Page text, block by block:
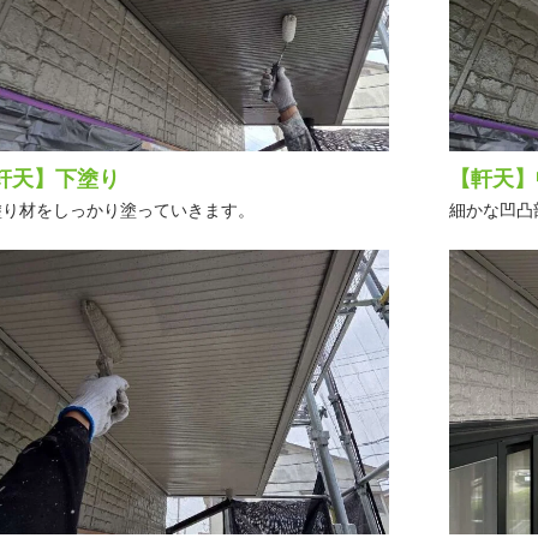
天】下塗り
材をしっかり塗っていきます。
【軒天
細かな凹凸